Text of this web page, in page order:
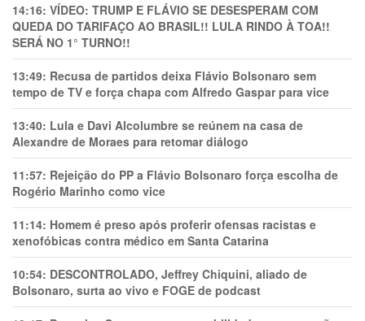
14:16: VÍDEO: TRUMP E FLÁVIO SE DESESPERAM COM
QUEDA DO TARIFAÇO AO BRASIL!! LULA RINDO À TOA!!
SERÁ NO 1° TURNO!!
13:49: Recusa de partidos deixa Flávio Bolsonaro sem
tempo de TV e força chapa com Alfredo Gaspar para vice
13:40: Lula e Davi Alcolumbre se reúnem na casa de
Alexandre de Moraes para retomar diálogo
11:57: Rejeição do PP a Flávio Bolsonaro força escolha de
Rogério Marinho como vice
11:14: Homem é preso após proferir ofensas racistas e
xenofóbicas contra médico em Santa Catarina
10:54: DESCONTROLADO, Jeffrey Chiquini, aliado de
Bolsonaro, surta ao vivo e FOGE de podcast